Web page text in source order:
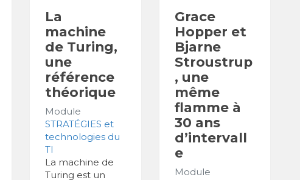
La
machine
de Turing,
une
référence
théorique
Module
STRATÉGIES et
technologies du
TI
La machine de
Turing est un
Grace
Hopper et
Bjarne
Stroustrup
, une
même
flamme à
30 ans
d’intervall
e
Module